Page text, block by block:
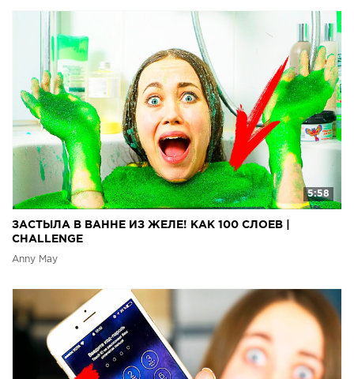
5:58
ЗАСТЫЛА В ВАННЕ ИЗ ЖЕЛЕ! КАК 100 СЛОЕВ |
CHALLENGE
Anny May